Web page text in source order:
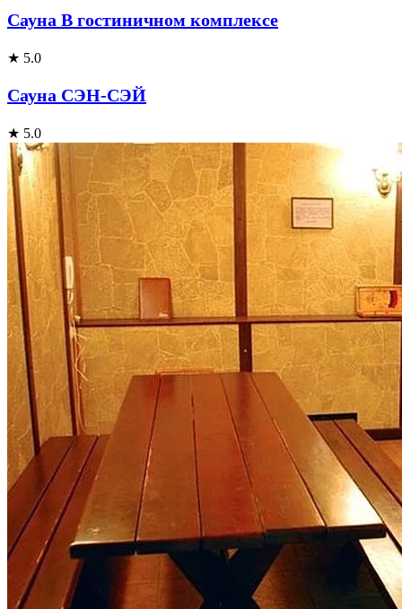
Сауна В гостиничном комплексе
★ 5.0
Сауна СЭН-СЭЙ
★ 5.0